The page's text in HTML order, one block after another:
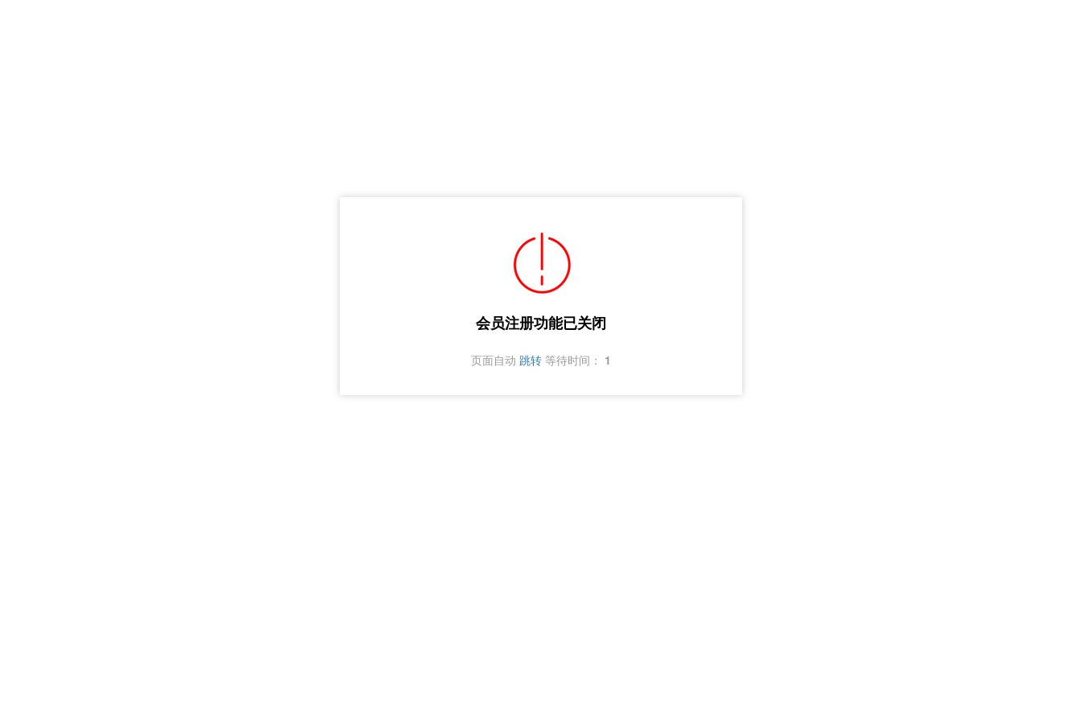
会员注册功能已关闭
页面自动 跳转 等待时间： 1